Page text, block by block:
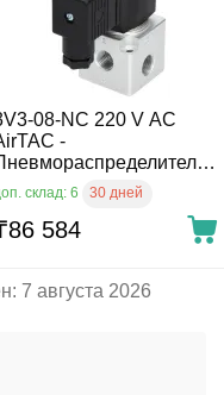
08-NC 220 V AC
-
прямого действия электр.
3/2 НЗ, G1/4, 220 V
склад: 6 30 дней
86 584
7 августа 2026